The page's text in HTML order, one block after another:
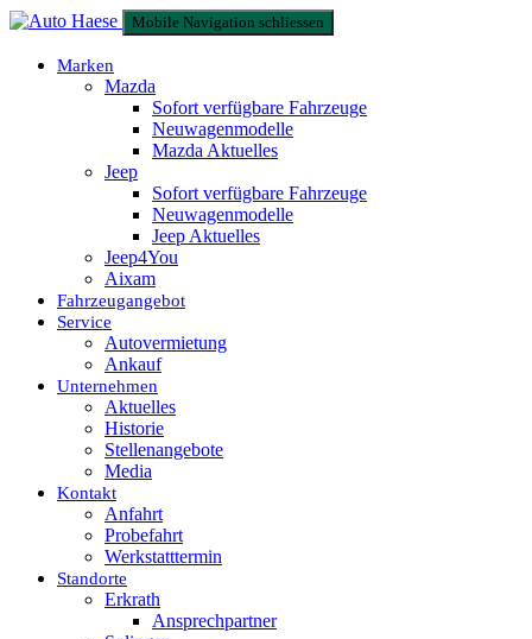
Mobile Navigation schliessen
Marken
Mazda
Sofort verfügbare Fahrzeuge
Neuwagenmodelle
Mazda Aktuelles
Jeep
Sofort verfügbare Fahrzeuge
Neuwagenmodelle
Jeep Aktuelles
Jeep4You
Aixam
Fahrzeugangebot
Service
Autovermietung
Ankauf
Unternehmen
Aktuelles
Historie
Stellenangebote
Media
Kontakt
Anfahrt
Probefahrt
Werkstatttermin
Standorte
Erkrath
Ansprechpartner